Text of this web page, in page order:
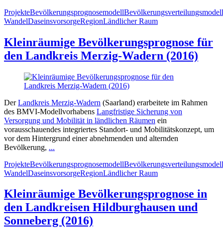
ProjekteBevölkerungsprognosemodellBevölkerungsverteilungsmodell
WandelDaseinsvorsorgeRegionLändlicher Raum
Kleinräumige Bevölkerungsprognose für
den Landkreis Merzig-Wadern (2016)
DerLandkreis Merzig-Wadern (Saarland) erarbeitete im Rahmen
des BMVI-Modellvorhabens Langfristige Sicherung von
Versorgung und Mobilität in ländlichen Räumen ein
vorausschauendes integriertes Standort- und Mobilitätskonzept, um
vor dem Hintergrund einer abnehmenden und alternden
Bevölkerung, ...
ProjekteBevölkerungsprognosemodellBevölkerungsverteilungsmodell
WandelDaseinsvorsorgeRegionLändlicher Raum
Kleinräumige Bevölkerungsprognose in
den Landkreisen Hildburghausen und
Sonneberg (2016)